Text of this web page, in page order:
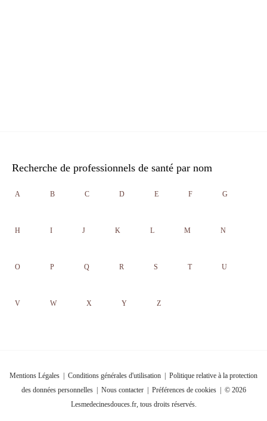
Recherche de professionnels de santé par nom
A B C D E F G
H I J K L M N
O P Q R S T U
V W X Y Z
Mentions Légales Conditions générales d'utilisation
Politique relative à la protection
des données personnelles| Nous contacter| Préférences de cookies| © 2026
Lesmedecinesdouces.fr, tous droits réservés.